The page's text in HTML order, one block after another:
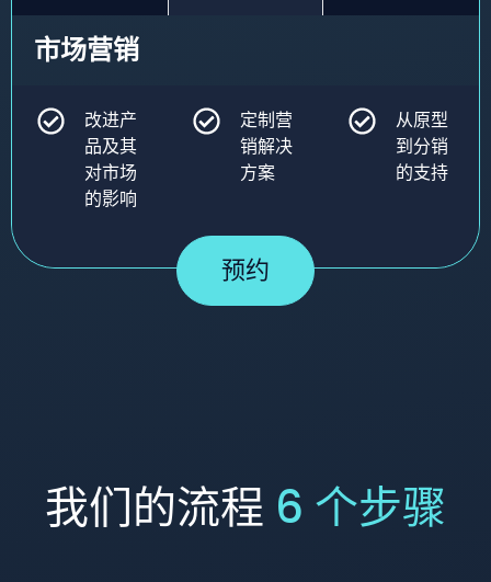
市场营销
改进产
品及其
对市场
的影响
定制营
销解决
方案
从原型
到分销
的支持
预约
我们的流程 6 个步骤